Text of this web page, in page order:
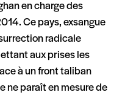
en charge des
Ce pays, exsangue
radicale
aux prises les
à un front taliban
ne paraît en mesure de